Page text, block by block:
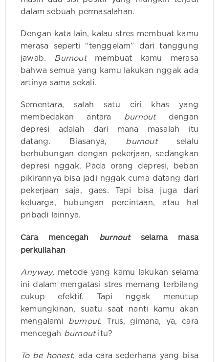
dalam sebuah permasalahan.
Dengan kata lain, kalau stres membuat kamu
merasa seperti “tenggelam” dari tanggung
jawab. Burnoutmembuat kamu merasa
bahwa semua yang kamu lakukan nggak ada
artinya sama sekali.
Sementara, salah satu ciri khas yang
membedakan antara burnoutdengan
depresi adalah dari mana masalah itu
datang. Biasanya, burnoutselalu
berhubungan dengan pekerjaan, sedangkan
depresi nggak. Pada orang depresi, beban
pikirannya bisa jadi nggak cuma datang dari
pekerjaan saja, gaes. Tapi bisa juga dari
keluarga, hubungan percintaan, atau hal
pribadi lainnya.
Cara mencegah burnoutselama masa
perkuliahan
Anyway, metode yang kamu lakukan selama
ini dalam mengatasi stres memang terbilang
cukup efektif. Tapi nggak menutup
kemungkinan, suatu saat nanti kamu akan
mengalami burnout. Trus, gimana, ya, cara
mencegah burnoutitu?
To be honest, ada cara sederhana yang bisa